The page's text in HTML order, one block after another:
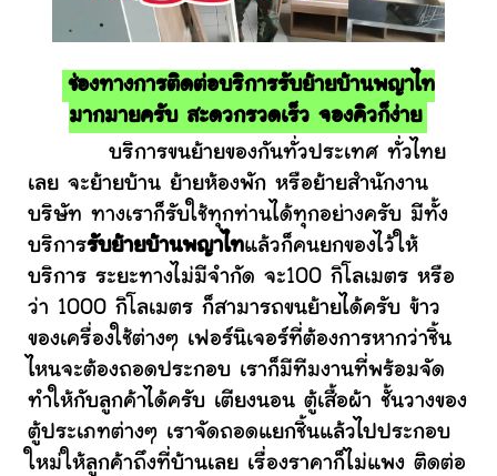
ช่องทางการติดต่อบริการรับย้ายบ้านพญาไท
มากมายครับ สะดวกรวดเร็ว จองคิวก็ง่าย
บริการขนย้ายของกันทั่วประเทศ ทั่วไทย
เลย จะย้ายบ้าน ย้ายห้องพัก หรือย้ายสำนักงาน
บริษัท ทางเราก็รับใช้ทุกท่านได้ทุกอย่างครับ มีทั้ง
บริการรับย้ายบ้านพญาไทแล้วก็คนยกของไว้ให้
บริการ ระยะทางไม่มีจำกัด จะ100 กิโลเมตร หรือ
ว่า 1000 กิโลเมตร ก็สามารถขนย้ายได้ครับ ข้าว
ของเครื่องใช้ต่างๆ เฟอร์นิเจอร์ที่ต้องการหากว่าชิ้น
ไหนจะต้องถอดประกอบ เราก็มีทีมงานที่พร้อมจัด
ทำให้กับลูกค้าได้ครับ เตียงนอน ตู้เสื้อผ้า ชั้นวางของ
ตู้ประเภทต่างๆ เราจัดถอดแยกชิ้นแล้วไปประกอบ
ใหม่ให้ลูกค้าถึงที่บ้านเลย เรื่องราคาก็ไม่แพง ติดต่อ